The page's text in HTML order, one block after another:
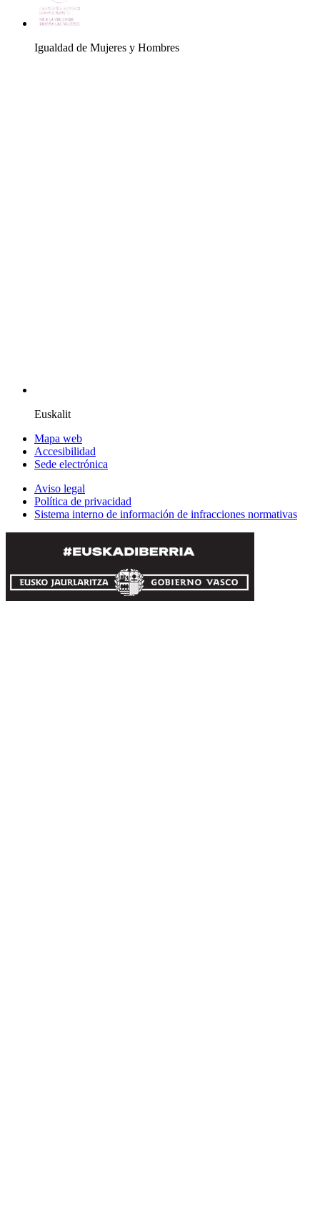
Igualdad de Mujeres y Hombres
Euskalit
Mapa web
Accesibilidad
Sede electrónica
Aviso legal
Política de privacidad
Sistema interno de información de infracciones normativas